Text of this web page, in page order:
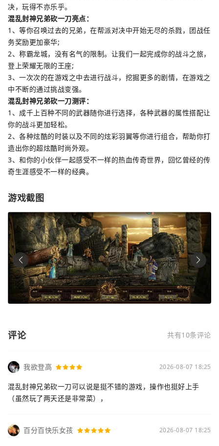
决，玩得不亦乐乎。
混乱封神兄弟砍一刀亮点：
1、等你召唤过去的兄弟，在帮派对决中开始无尽的杀戮，团战任
务奖励更加豪华;
2、称霸龙城，没有名气的限制。让我们一起完成你的战斗之旅，
登上荣耀无限的王座;
3、一次次的在游戏之中去进行战斗，挖掘更多的剧情，在游戏之
中不断的通过挑战变强。
混乱封神兄弟砍一刀测评：
1、成千上百种不同的武器随你进行选择，各种武器的属性搭配让
你的战斗更加轻松。
2、各种炫酷的时装以及不同的炫彩羽翼等你进行组合，帮助你打
造出你的超炫酷时尚外观。
3、和你的小伙伴一起感受不一样的热血传奇世界，回忆曾经的传
奇生涯感受不一样的经典。
游戏截图
评论 共有10条评论
我欲登高 2026-08-07 18:25
混乱封神兄弟砍一刀可以说是挺不错的游戏，操作也挺好上手
（虽然玩了两天还是非常菜），
百分百快乐女孩 2026-08-07 18:25